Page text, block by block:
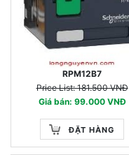
RPM12B7
Price List: 181.500 VNĐ
Giá bán: 99.000 VNĐ
ĐẶT HÀNG